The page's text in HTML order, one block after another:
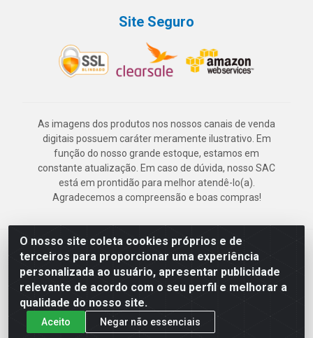
O nosso site coleta cookies próprios e de
terceiros para proporcionar uma experiência
personalizada ao usuário, apresentar publicidade
relevante de acordo com o seu perfil e melhorar a
qualidade do nosso site.
Aceito Negar não essenciais
Site Seguro
As imagens dos produtos nos nossos canais de venda
digitais possuem caráter meramente ilustrativo. Em
função do nosso grande estoque, estamos em
constante atualização. Em caso de dúvida, nosso SAC
está em prontidão para melhor atendê-lo(a).
Agradecemos a compreensão e boas compras!
Deskontão Atacado - Av. Marechal Mascarenhas de Morais, 2471 -
Imbiribeira - Recife/PE - CEP 51.150-001 - CNPJ 24.150.377/0003-
57